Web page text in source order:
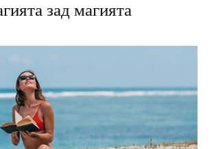
зад магията